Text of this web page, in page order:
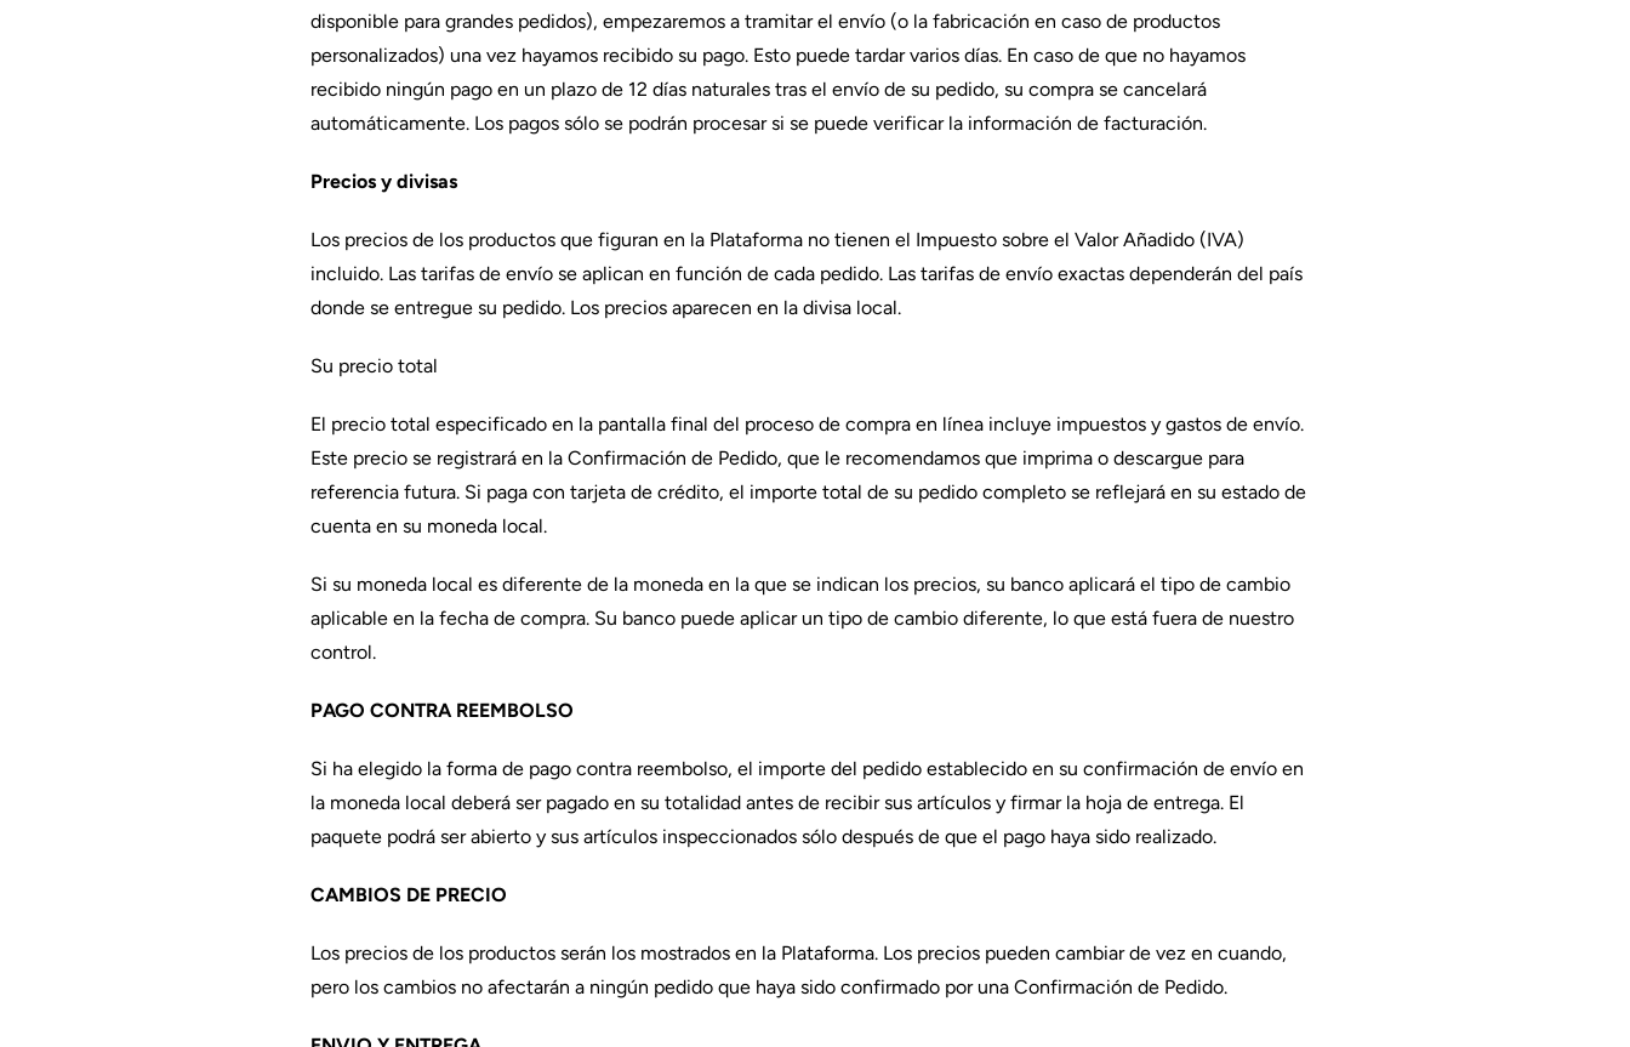
disponible para grandes pedidos), empezaremos a tramitar el envío (o la fabricación en caso de productos
personalizados) una vez hayamos recibido su pago. Esto puede tardar varios días. En caso de que no hayamos
recibido ningún pago en un plazo de 12 días naturales tras el envío de su pedido, su compra se cancelará
automáticamente. Los pagos sólo se podrán procesar si se puede verificar la información de facturación.
Precios y divisas
Los precios de los productos que figuran en la Plataforma no tienen el Impuesto sobre el Valor Añadido (IVA)
incluido. Las tarifas de envío se aplican en función de cada pedido. Las tarifas de envío exactas dependerán del país
donde se entregue su pedido. Los precios aparecen en la divisa local.
Su precio total
El precio total especificado en la pantalla final del proceso de compra en línea incluye impuestos y gastos de envío.
Este precio se registrará en la Confirmación de Pedido, que le recomendamos que imprima o descargue para
referencia futura. Si paga con tarjeta de crédito, el importe total de su pedido completo se reflejará en su estado de
cuenta en su moneda local.
Si su moneda local es diferente de la moneda en la que se indican los precios, su banco aplicará el tipo de cambio
aplicable en la fecha de compra. Su banco puede aplicar un tipo de cambio diferente, lo que está fuera de nuestro
control.
PAGO CONTRA REEMBOLSO
Si ha elegido la forma de pago contra reembolso, el importe del pedido establecido en su confirmación de envío en
la moneda local deberá ser pagado en su totalidad antes de recibir sus artículos y firmar la hoja de entrega. El
paquete podrá ser abierto y sus artículos inspeccionados sólo después de que el pago haya sido realizado.
CAMBIOS DE PRECIO
Los precios de los productos serán los mostrados en la Plataforma. Los precios pueden cambiar de vez en cuando,
pero los cambios no afectarán a ningún pedido que haya sido confirmado por una Confirmación de Pedido.